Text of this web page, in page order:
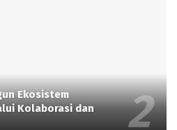
Ekosistem
Kolaborasi dan